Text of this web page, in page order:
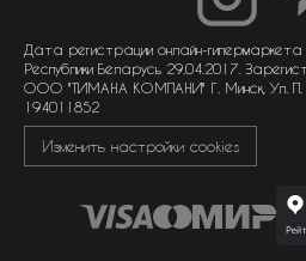
политика обработки
политика обработки
Дата регистрации онлайн-
Республики Беларусь 29.04.2017.
ООО "ТИМАНА КОМПАНИ" Г. Минск, Ул. П.
194011852
Изменить настройки cookies